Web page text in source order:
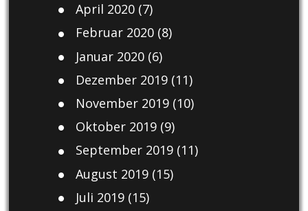
April 2020(7)
Februar 2020(8)
Januar 2020(6)
Dezember 2019(11)
November 2019(10)
Oktober 2019(9)
September 2019(11)
August 2019(15)
Juli 2019(15)